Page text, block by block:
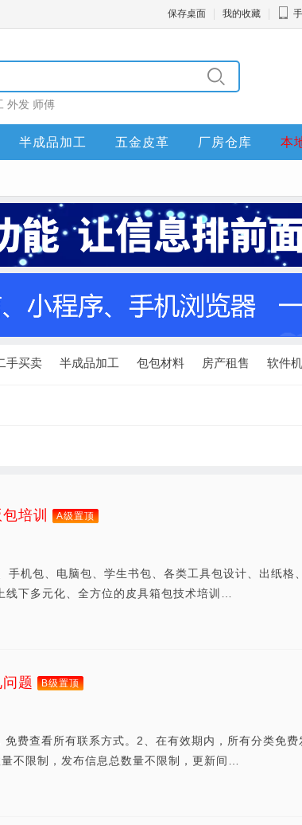
保存桌面 我的收藏
外发 师傅
半成品加工 五金皮革 厂房仓库 本
手买卖 半成品加工 包包材料 房产租售 软件
培训 A级置顶
手机包、电脑包、学生书包、各类工具包设计、出纸格
下多元化、全方位的皮具箱包技术培训…
题 B级置顶
费查看所有联系方式。2、在有效期内，所有分类免费
不限制，发布信息总数量不限制，更新间…